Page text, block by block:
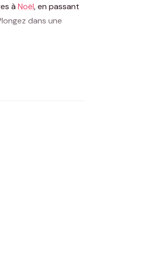
à Noël, en passant
dans une
deux couleurs
de reconnaissance